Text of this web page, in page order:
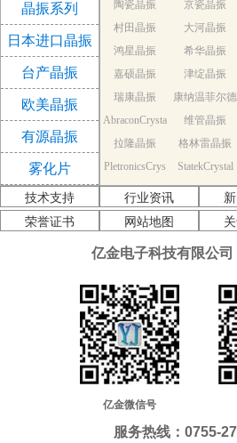
晶振系列
日本进口晶振
台产晶振
欧美晶振
有源晶振
雾化片
陶瓷晶振 京瓷晶振
村田晶振
大河晶振
鸿星晶振
希华晶振
嘉硕晶振 津绽晶振
瑞康晶振
康纳温菲尔德
晶振
AbraconCrysta
l晶振
维管晶振
拉隆晶振
格林雷晶振
PletronicsCrys
tal晶振
StatekCrystal
晶振
KDS Quartz cr
ystal
NDK Quartz c
rystal
AEL晶振
Cardinal晶振
振
KVG晶振
MMDCOMP
QuartzCom晶
振
QuartzChnik
WI2WI晶振
富士晶振
韩国三呢晶振
ITTI晶振
Lihom晶振
rubyquartz晶
SHINSUNG
晶振
SMI晶振
C-TECH晶振
技术支持 行业资讯
荣誉证书
网站地图
亿金电子科技有限公司
亿金微信号
服务热线：0755-